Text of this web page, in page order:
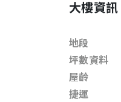
大樓資訊
地段
坪數資料
屋齡
捷運